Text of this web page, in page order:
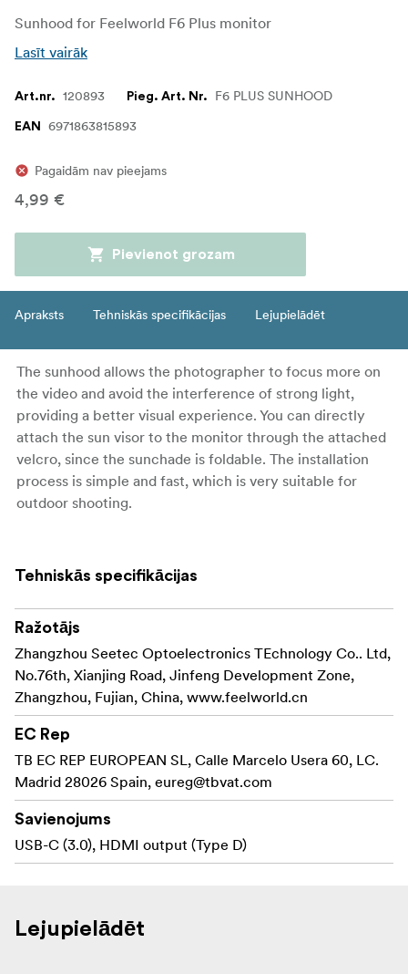
Sunhood for Feelworld F6 Plus monitor
Lasīt vairāk
Art.nr. 120893 Pieg. Art. Nr. F6 PLUS SUNHOOD
EAN 6971863815893
Pagaidām nav pieejams
4,99 €
Pievienot grozam
Apraksts Tehniskās specifikācijas Lejupielādēt
The sunhood allows the photographer to focus more on
the video and avoid the interference of strong light,
providing a better visual experience. You can directly
attach the sun visor to the monitor through the attached
velcro, since the sunchade is foldable. The installation
process is simple and fast, which is very suitable for
outdoor shooting.
Tehniskās specifikācijas
Ražotājs
Zhangzhou Seetec Optoelectronics TEchnology Co.. Ltd,
No.76th, Xianjing Road, Jinfeng Development Zone,
Zhangzhou, Fujian, China, www.feelworld.cn
EC Rep
TB EC REP EUROPEAN SL, Calle Marcelo Usera 60, LC.
Madrid 28026 Spain, eureg@tbvat.com
Savienojums
USB-C (3.0), HDMI output (Type D)
Lejupielādēt